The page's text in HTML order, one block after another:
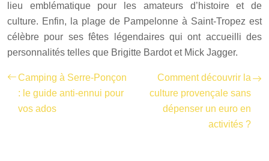
lieu emblématique pour les amateurs d’histoire et de
culture. Enfin, la plage de Pampelonne à Saint-Tropez est
célèbre pour ses fêtes légendaires qui ont accueilli des
personnalités telles que Brigitte Bardot et Mick Jagger.
Camping à Serre-Ponçon
: le guide anti-ennui pour
vos ados
Comment découvrir la
culture provençale sans
dépenser un euro en
activités ?